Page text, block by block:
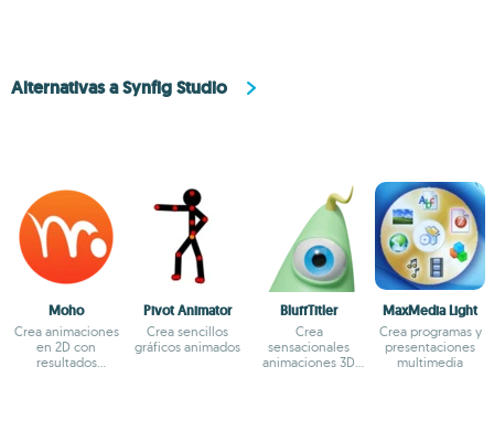
Alternativas a Synfig Studio
Moho
Crea animaciones
en 2D con
resultados
Pivot Animator
Crea sencillos
gráficos animados
BluffTitler
Crea
sensacionales
animaciones 3D
MaxMedia Light
Crea programas y
presentaciones
multimedia